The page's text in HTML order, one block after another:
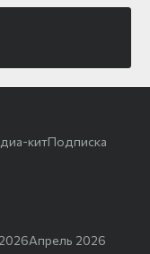
китПодписка
Апрель 2026